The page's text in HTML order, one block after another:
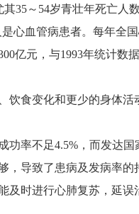
35～54岁青壮年死亡人
心血管病患者。每年全
亿元，与1993年统计数
饮食变化和更少的身体活
率不足4.5%，而发达国
导致了患病及发病率的
及时进行心肺复苏，延误